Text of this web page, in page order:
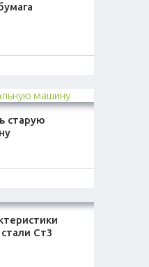
старую
Ст3